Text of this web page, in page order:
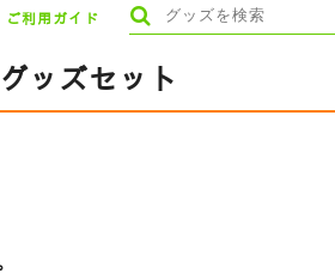
ご利用ガイド
ッズセット